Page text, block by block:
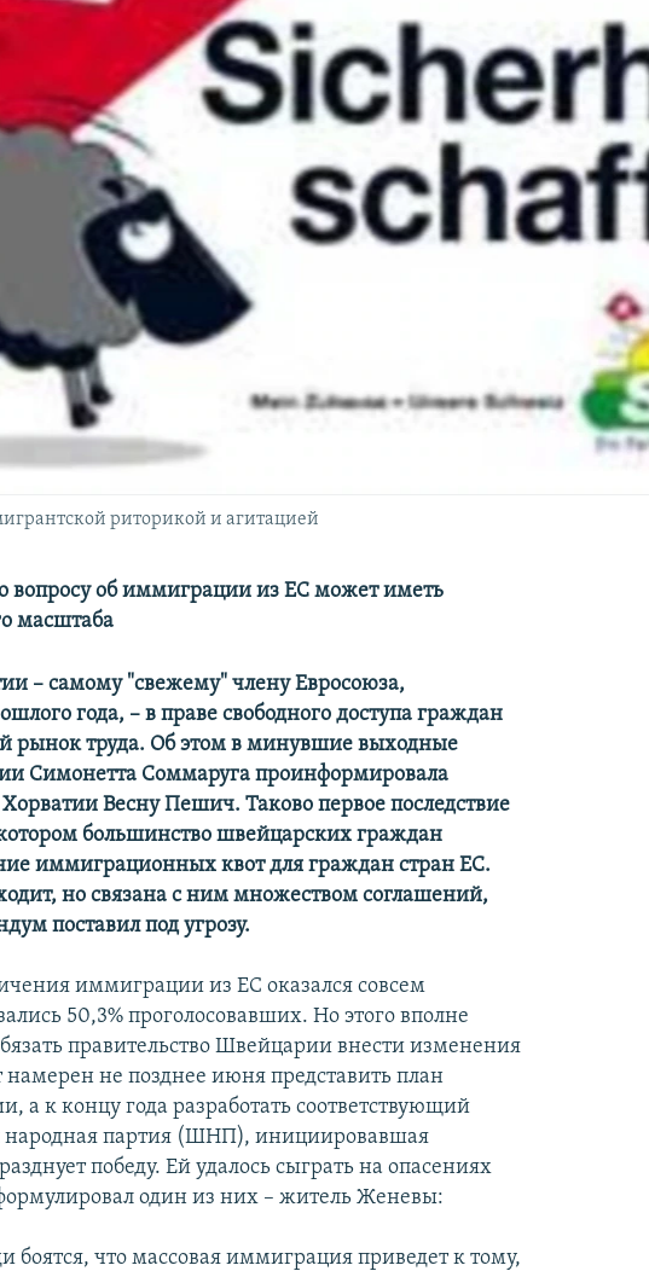
риторикой и агитацией
вопросу об иммиграции из ЕС может иметь
масштаба
– самому "свежему" члену Евросоюза,
года, – в праве свободного доступа граждан
рынок труда. Об этом в минувшие выходные
Симонетта Соммаруга проинформировала
Весну Пешич. Таково первое последствие
большинство швейцарских граждан
иммиграционных квот для граждан стран ЕС.
но связана с ним множеством соглашений,
поставил под угрозу.
иммиграции из ЕС оказался совсем
50,3% проголосовавших. Но этого вполне
правительство Швейцарии внести изменения
намерен не позднее июня представить план
а к концу года разработать соответствующий
народная партия (ШНП), инициировавшая
победу. Ей удалось сыграть на опасениях
один из них – житель Женевы:
боятся, что массовая иммиграция приведет к тому,